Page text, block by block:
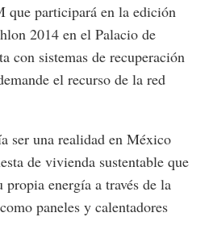
que participará en la edición
2014 en el Palacio de
con sistemas de recuperación
el recurso de la red
ser una realidad en México
de vivienda sustentable que
propia energía a través de la
paneles y calentadores